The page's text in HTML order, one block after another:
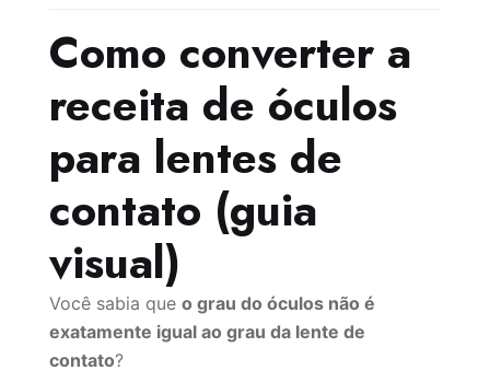
Como converter a
receita de óculos
para lentes de
contato (guia
visual)
Você sabia que o grau do óculos não é
exatamente igual ao grau da lente de
contato?